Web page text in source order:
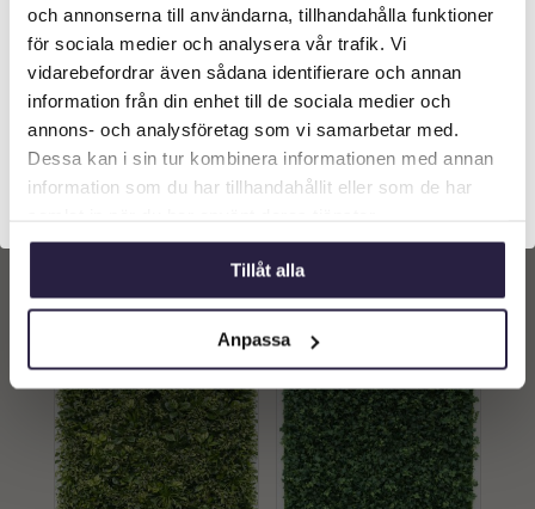
och annonserna till användarna, tillhandahålla funktioner
för sociala medier och analysera vår trafik. Vi
vidarebefordrar även sådana identifierare och annan
information från din enhet till de sociala medier och
annons- och analysföretag som vi samarbetar med.
Dessa kan i sin tur kombinera informationen med annan
information som du har tillhandahållit eller som de har
Tillåt alla
Anpassa
Växtvägg | Gröna växter
med inslag av gräs 100
cm
3529kr
Lägg till i
Växtvägg | Konstgjord
Fristående Skärmvägg-
Avdelare H200cm
66989kr
Lägg till i
Vilken typ av kund är du? Du kan alltid justera ditt val
längst upp på sidan.
Företagskund (exkl. moms)
Privatkund (inkl. moms)